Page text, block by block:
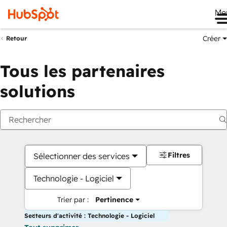
Retour Créer
Tous les partenaires
solutions
Sélectionner des services
Technologie - Logiciel
Trier par : Pertinence
Filtres
Secteurs d'activité : Technologie - Logiciel